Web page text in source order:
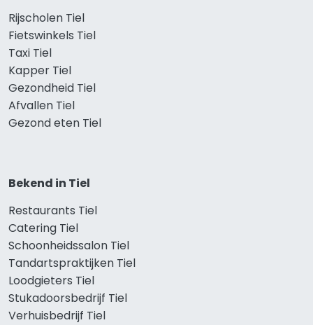
Rijscholen Tiel
Fietswinkels Tiel
Taxi Tiel
Kapper Tiel
Gezondheid Tiel
Afvallen Tiel
Gezond eten Tiel
Bekend in Tiel
Restaurants Tiel
Catering Tiel
Schoonheidssalon Tiel
Tandartspraktijken Tiel
Loodgieters Tiel
Stukadoorsbedrijf Tiel
Verhuisbedrijf Tiel